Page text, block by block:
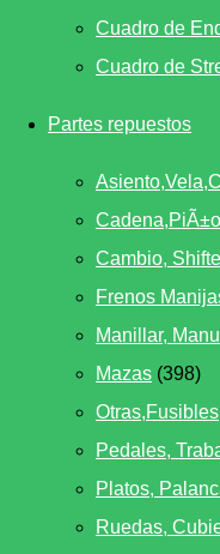
Cuadro de
Cuadro de
Partes repuestos
Cambio,
Frenos
Manillar,
Mazas (398)
Pedales,
Platos,
Ruedas,